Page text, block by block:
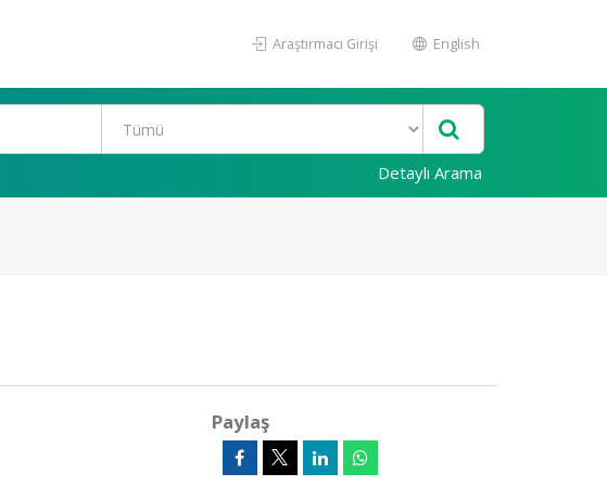
Araştırmacı Girişi English
Detaylı Arama
Paylaş